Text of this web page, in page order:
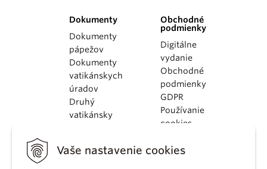
Vaše nastavenie cookies
Dokumenty
Dokumenty
pápežov
Dokumenty
vatikánskych
úradov
Druhý
vatikánsky
KBS
Obchodné
podmienky
Digitálne
vydanie
Obchodné
podmienky
GDPR
Používanie
cookies